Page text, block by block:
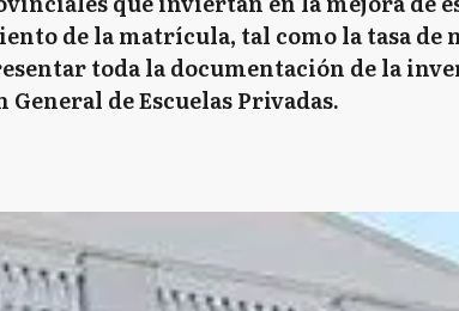
de la matrícula, tal como la tasa
toda la documentación de la
de Escuelas Privadas.